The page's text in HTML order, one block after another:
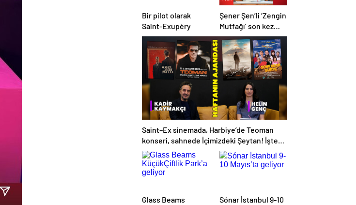
Bir pilot olarak
Saint-Exupéry
Şener Şen’li ‘Zengin
Mutfağı’ son kez
sahnede
Saint–Ex sinemada, Harbiye’de Teoman
konseri, sahnede İçimizdeki Şeytan! İşte
kültür sanat ajandası
Glass Beams
Sónar İstanbul 9-10